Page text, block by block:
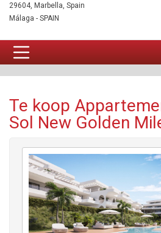
29604, Marbella, Spain
Málaga - SPAIN
Te koop
Sol New Golden